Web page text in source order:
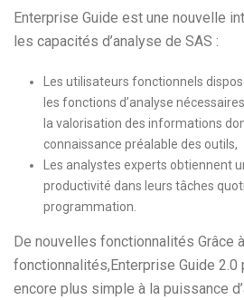
Enterprise Guide est une nouvelle
les capacités d’analyse de SAS :
Les utilisateurs fonctionnels
les fonctions d’analyse
la valorisation des informations
connaissance préalable des outils,
Les analystes experts obtiennent
productivité dans leurs tâches
programmation.
De nouvelles fonctionnalités Grâce
fonctionnalités,Enterprise Guide 2.0
encore plus simple à la puissance